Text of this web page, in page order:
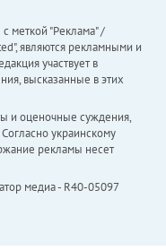
меткой "Реклама" /
являются рекламными и
участвует в
высказанные в этих
и оценочные суждения,
украинскому
рекламы несет
медиа - R40-05097